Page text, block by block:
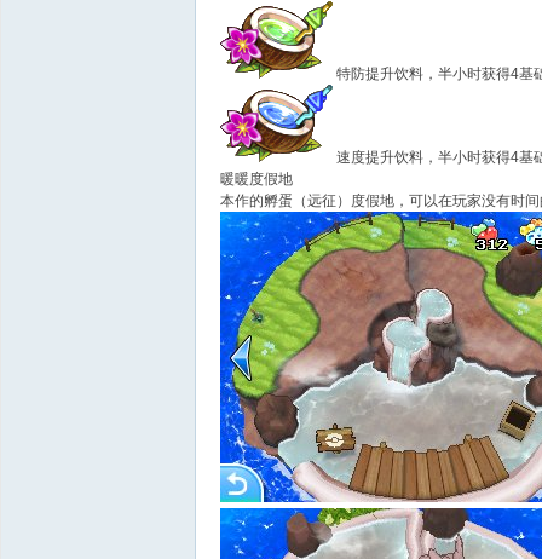
特防提升饮料，半小时获得4基
速度提升饮料，半小时获得4基
暖暖度假地
本作的孵蛋（远征）度假地，可以在玩家没有时